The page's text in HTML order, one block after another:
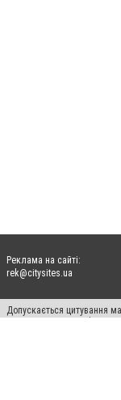
Реклама на сайті:
rek@citysites.ua
Допускається цитування
пошукових систем